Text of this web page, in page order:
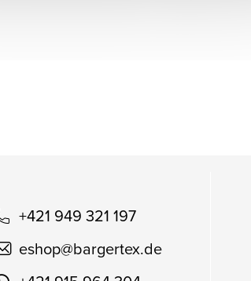
+421 949 321 197
eshop@bargertex.de